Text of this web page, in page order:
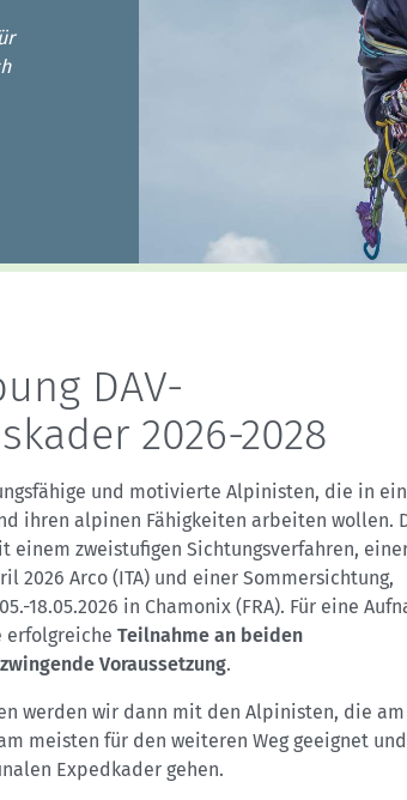
DAV-
2026-2028
und motivierte Alpinisten, die in
ihren alpinen Fähigkeiten arbeiten wollen.
einem zweistufigen Sichtungsverfahren,
2026 Arco (ITA) und einer Sommersichtung,
18.05.2026 in Chamonix (FRA). Für eine
erfolgreiche Teilnahme an beiden
Voraussetzung.
werden wir dann mit den Alpinisten, die
meisten für den weiteren Weg geeignet und
Expedkader gehen.